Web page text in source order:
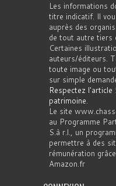
Les informations
titre indicatif. Il
auprès des
de tout autre tiers
Certaines
auteurs/éditeurs.
toute image ou
sur simple
Respectez
patrimoine.
Le site
au Programme
S.à r.l., un
permettre à des
rémunération
Amazon.fr